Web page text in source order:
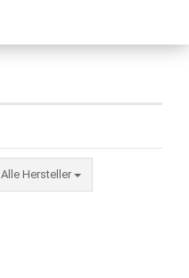
Alle Hersteller